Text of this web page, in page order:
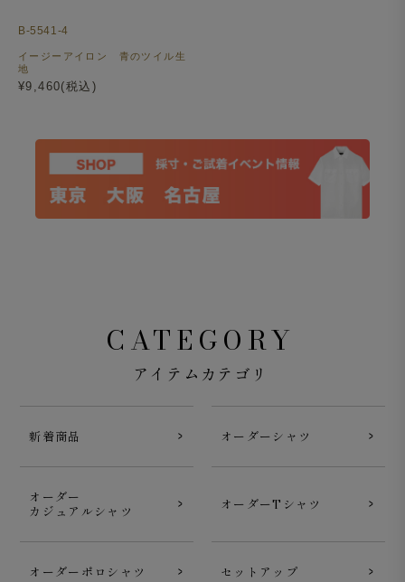
B-5541-4
イージーアイロン 青のツイル生
地
¥9,460(税込)
CATEGORY
アイテムカテゴリ
新着商品 オーダーシャツ
オーダー
カジュアルシャツ
オーダーTシャツ
オーダーポロシャツ セットアップ